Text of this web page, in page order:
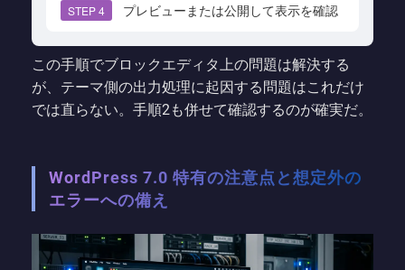
STEP 4 プレビューまたは公開して表示を確認
この手順でブロックエディタ上の問題は解決する
が、テーマ側の出力処理に起因する問題はこれだけ
では直らない。手順2も併せて確認するのが確実だ。
WordPress 7.0 特有の注意点と想定外の
エラーへの備え